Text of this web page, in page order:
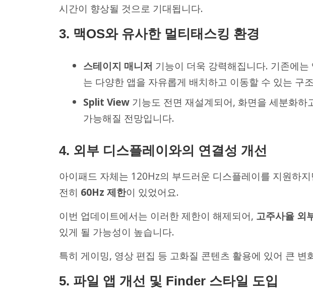
시간이 향상될 것으로 기대됩니다.
3. 맥OS와 유사한 멀티태스킹 환경
스테이지 매니저 기능이 더욱 강력해집니다. 기존에
는 다양한 앱을 자유롭게 배치하고 이동할 수 있는 구
Split View 기능도 전면 재설계되어, 화면을 세분화하
가능해질 전망입니다.
4. 외부 디스플레이와의 연결성 개선
아이패드 자체는 120Hz의 부드러운 디스플레이를 지원하
전히 60Hz 제한이 있었어요.
이번 업데이트에서는 이러한 제한이 해제되어, 고주사율 외
있게 될 가능성이 높습니다.
특히 게이밍, 영상 편집 등 고화질 콘텐츠 활용에 있어 큰 변
5. 파일 앱 개선 및 Finder 스타일 도입